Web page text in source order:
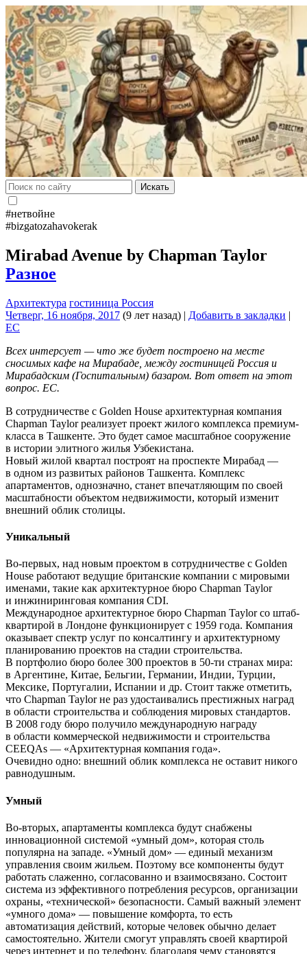
Искать
#нетвойне
#bizgatozahavokerak
Mirabad Avenue by Chapman Taylor
Разное
Архитектура гостиница Россия
Четверг, 16 ноября, 2017 (9 лет назад) | Добавить в закладки |
EC
Всех интерсует — что же будет построено на месте
сносимых кафе на Мирабаде, между гостиницей Россия и
Мирабадским (Госпитальным) базаром. Вот ответ на этот
вопрос. ЕС.
В сотрудничестве с Golden House архитектурная компания
Chapman Taylor реализует проект жилого комплекса премиум-
класса в Ташкенте. Это будет самое масштабное сооружение
в истории элитного жилья Узбекистана.
Новый жилой квартал построят на проспекте Мирабад —
в одном из развитых районов Ташкента. Комплекс
апартаментов, однозначно, станет впечатляющим по своей
масштабности объектом недвижимости, который изменит
внешний облик столицы.
Уникальный
Во-первых, над новым проектом в сотрудничестве с Golden
House работают ведущие британские компании с мировыми
именами, такие как архитектурное бюро Chapman Taylor
и инжиниринговая компания CDI.
Международное архитектурное бюро Chapman Taylor со штаб-
квартирой в Лондоне функционирует с 1959 года. Компания
оказывает спектр услуг по консалтингу и архитектурному
планированию проектов на стадии строительства.
В портфолио бюро более 300 проектов в 50-ти странах мира:
в Аргентине, Китае, Бельгии, Германии, Индии, Турции,
Мексике, Португалии, Испании и др. Стоит также отметить,
что Chapman Taylor не раз удостаивались престижных наград
в области строительства и соблюдения мировых стандартов.
В 2008 году бюро получило международную награду
в области коммерческой недвижимости и строительства
CEEQAs — «Архитектурная компания года».
Очевидно одно: внешний облик комплекса не оставит никого
равнодушным.
Умный
Во-вторых, апартаменты комплекса будут снабжены
инновационной системой «умный дом», которая столь
популярна на западе. «Умный дом» — единый механизм
управления своим жильем. Поэтому все компоненты будут
работать слаженно, согласованно и взаимосвязано. Состоит
система из эффективного потребления ресурсов, организации
охраны, «технической» безопасности. Самый важный элемент
«умного дома» — повышение комфорта, то есть
автоматизация действий, которые человек обычно делает
самостоятельно. Жители смогут управлять своей квартирой
через интернет и по телефону, благодаря чему становятся